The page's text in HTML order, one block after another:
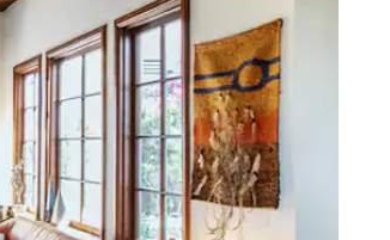
abajo o explora con el tacto o desliza el dedo.